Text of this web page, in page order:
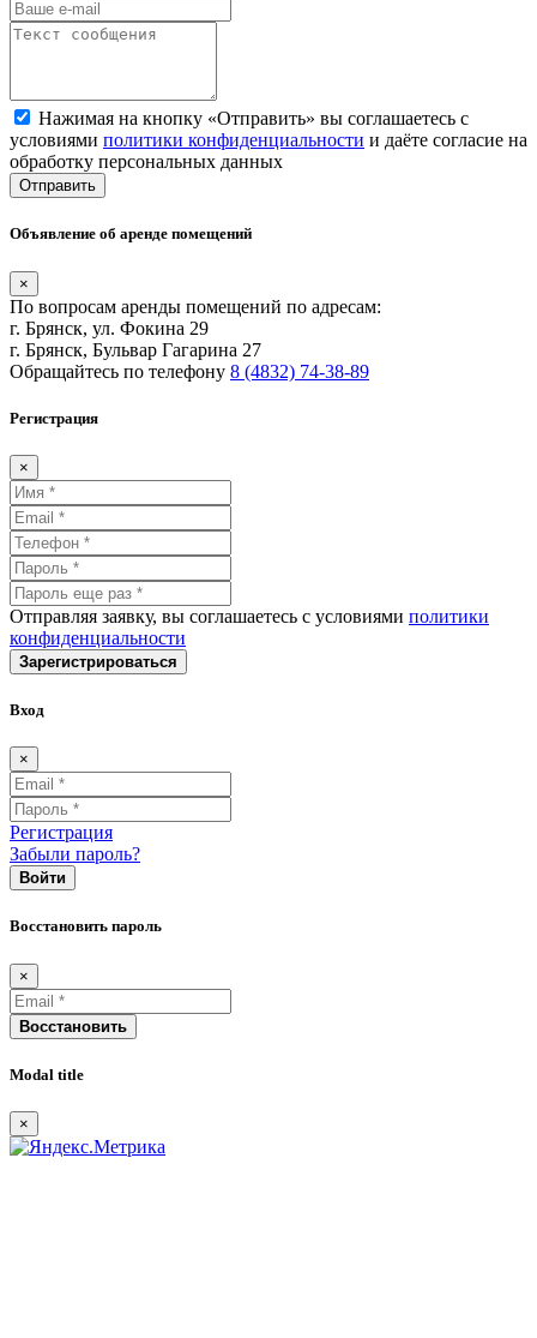
Нажимая на кнопку «Отправить» вы соглашаетесь с
условиями политики конфиденциальности и даёте согласие на
обработку персональных данных
Отправить
Объявление об аренде помещений
×
По вопросам аренды помещений по адресам:
г. Брянск, ул. Фокина 29
г. Брянск, Бульвар Гагарина 27
Обращайтесь по телефону 8 (4832) 74-38-89
Регистрация
×
Отправляя заявку, вы соглашаетесь с условиями политики
конфиденциальности
Зарегистрироваться
Вход
×
Регистрация
Забыли пароль?
Войти
Восстановить пароль
×
Восстановить
Modal title
×